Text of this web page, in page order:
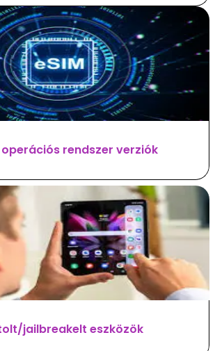
operációs rendszer verziók
jailbreakelt eszközök